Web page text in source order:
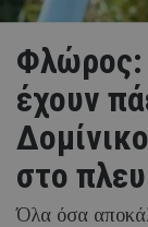
Φλώρος:
έχουν
στο
Όλα όσα